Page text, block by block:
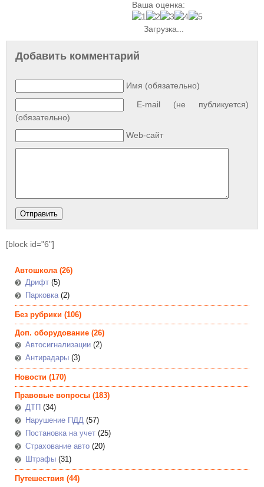
Ваша оценка:
Загрузка...
Добавить комментарий
Имя (обязательно)
E-mail (не публикуется)
(обязательно)
Web-сайт
[block id="6"]
Автошкола(26)
Дрифт (5)
Парковка(2)
Без рубрики (106)
Доп. оборудование (26)
Автосигнализации (2)
Антирадары (3)
Новости (170)
Правовые вопросы (183)
ДТП (34)
Нарушение ПДД (57)
Постановка на учет (25)
Страхование авто (20)
Штрафы (31)
Путешествия (44)